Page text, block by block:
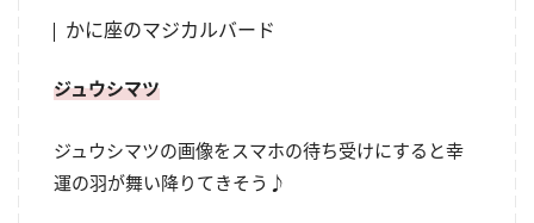
かに座のマジカルバード
ジュウシマツ
ジュウシマツの画像をスマホの待ち受けにすると幸
運の羽が舞い降りてきそう♪